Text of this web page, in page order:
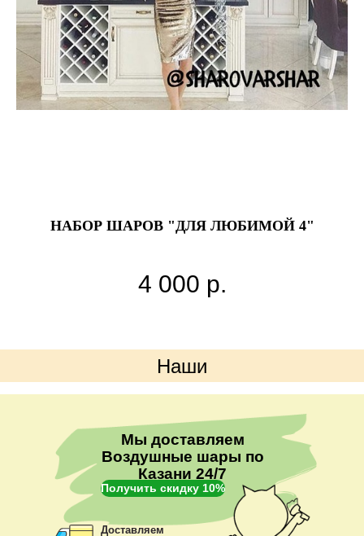
НАБОР ШАРОВ "ДЛЯ ЛЮБИМОЙ 4"
4 000 р.
Наши
преимущества
Мы доставляем
Воздушные шары по
Казани 24/7
Получить скидку 10%
Доставляем